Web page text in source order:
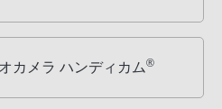
カメラ ハンディカム®